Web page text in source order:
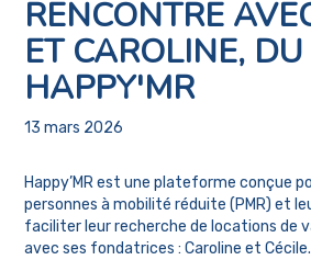
RENCONTRE
ET CAROLINE, DU
HAPPY'MR
13 mars 2026
Happy’MR est une plateforme conçue
personnes à mobilité réduite (PMR) et
faciliter leur recherche de locations de
avec ses fondatrices : Caroline et Cécile.